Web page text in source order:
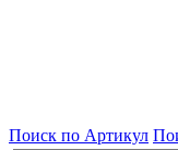
Поиск по Артикул